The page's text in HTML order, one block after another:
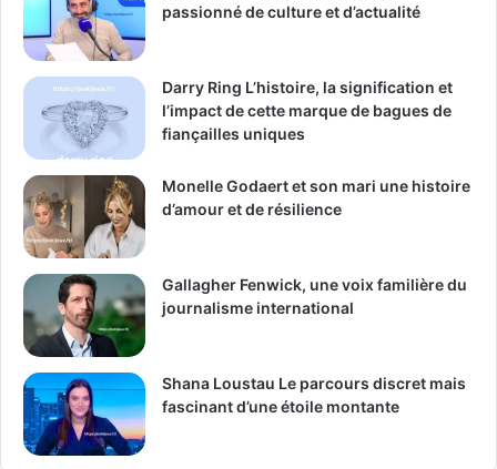
passionné de culture et d’actualité
Darry Ring L’histoire, la signification et
l’impact de cette marque de bagues de
fiançailles uniques
Monelle Godaert et son mari une histoire
d’amour et de résilience
Gallagher Fenwick, une voix familière du
journalisme international
Shana Loustau Le parcours discret mais
fascinant d’une étoile montante